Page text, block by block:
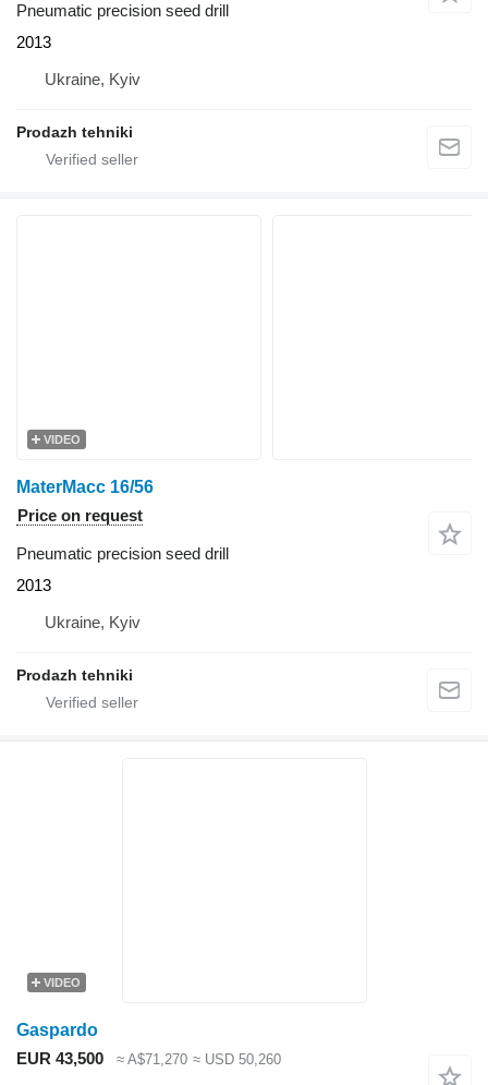
Pneumatic precision seed drill
2013
Ukraine, Kyiv
Prodazh tehniki
VIDEO
MaterMacc 16/56
Price on request
Pneumatic precision seed drill
2013
Ukraine, Kyiv
Prodazh tehniki
VIDEO
Gaspardo
EUR 43,500
≈ A$71,270 ≈ USD 50,260